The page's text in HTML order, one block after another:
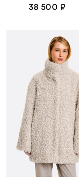
38 500 ₽